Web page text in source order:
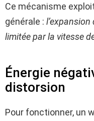
Ce mécanisme
générale : l’expansion
limitée par la vitesse
Énergie
distorsion
Pour fonctionner, un